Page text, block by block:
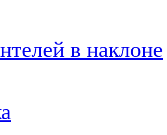
в наклоне